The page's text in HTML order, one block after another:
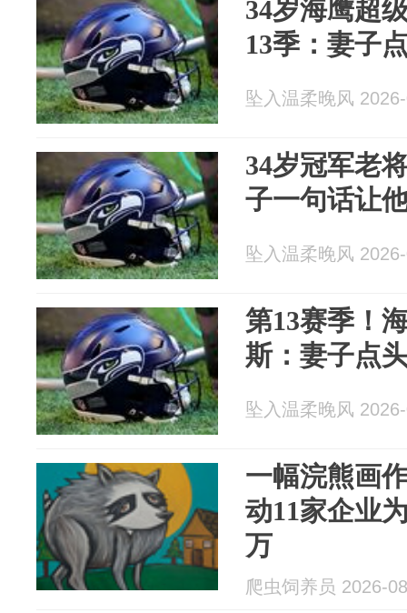
34岁海鹰超
13季：妻子
坠入温柔晚风
34岁冠军老
子一句话让
坠入温柔晚风
第13赛季！
斯：妻子点
坠入温柔晚风
一幅浣熊画
动11家企业
万
爬虫饲养员 2026-